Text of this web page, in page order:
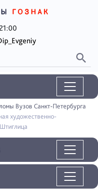
Вузов Санкт-Петербурга
художественно-